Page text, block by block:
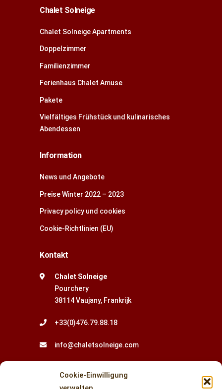
Cookie-Einwilligung
Chalet Solneige
Chalet Solneige Apartments
Doppelzimmer
Familienzimmer
Ferienhaus Chalet Amuse
Pakete
Vielfältiges Frühstück und kulinarisches
Abendessen
Information
News und Angebote
Preise Winter 2022 – 2023
Privacy policy und cookies
Cookie-Richtlinien (EU)
Kontakt
Chalet Solneige
Pourchery
38114 Vaujany, Frankrijk
+33(0)476.79.88.18
info@chaletsolneige.com
Newsletter